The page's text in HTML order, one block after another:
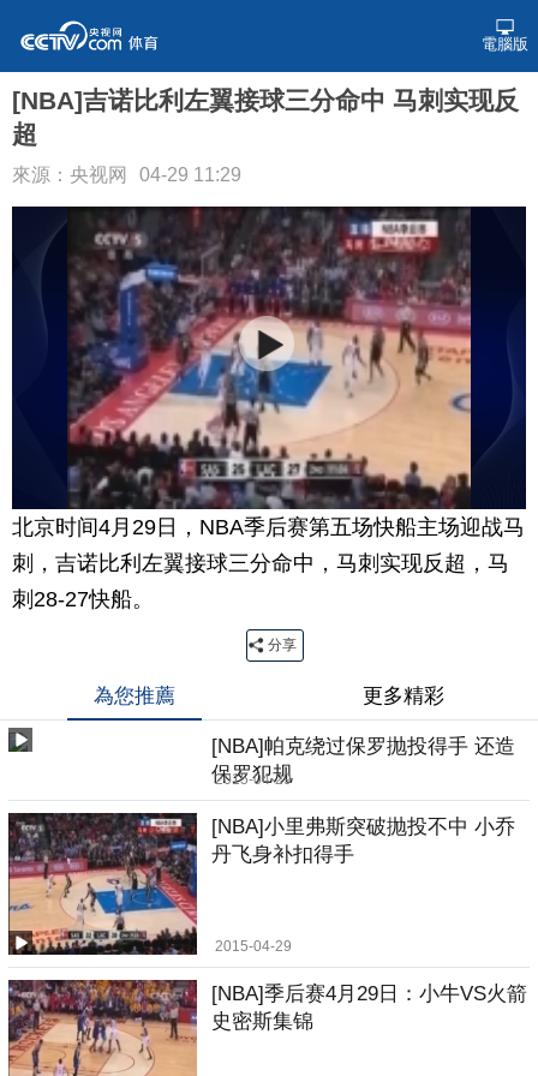
電腦版
[NBA]吉诺比利左翼接球三分命中 马刺实现反
超
來源：央视网 04-29 11:29
北京时间4月29日，NBA季后赛第五场快船主场迎战马
刺，吉诺比利左翼接球三分命中，马刺实现反超，马
刺28-27快船。
分享
為您推薦 更多精彩
[NBA]帕克绕过保罗抛投得手 还造
保罗犯规
2015-04-29
[NBA]小里弗斯突破抛投不中 小乔
丹飞身补扣得手
2015-04-29
[NBA]季后赛4月29日：小牛VS火箭
史密斯集锦